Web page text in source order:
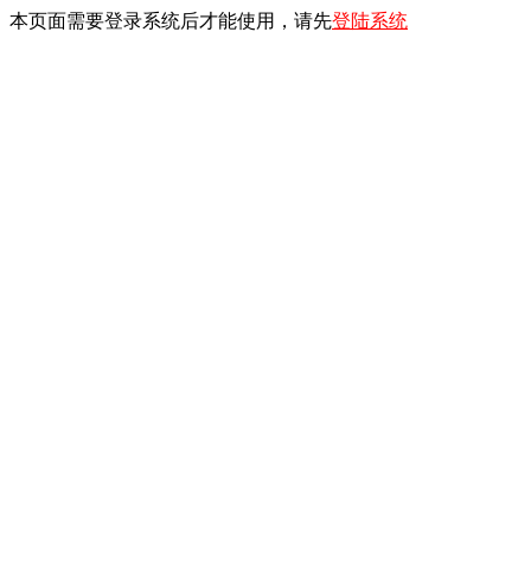
本页面需要登录系统后才能使用，请先登陆系统